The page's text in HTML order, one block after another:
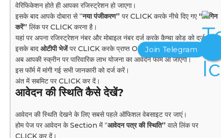
वेरिफिकेशन होते ही आपका रजिस्ट्रेशन हो जाएगा।
इसके बाद आपके दोबारा से “नया पंजीकरण” पर CLICK करके नीचे दिए गए “लॉगिन
करें” लिंक पर CLICK करना है।
यहां पर अपना रजिस्ट्रेशन नंबर और मोबाइल नंबर दर्ज करके कैप्चा कोड को दर्ज करें।
इसके बाद ओटीपी भेजेंपर CLICK करके प्राप्त OTP से वेरिफिकेशन पूरा करें।
अब आपकी स्क्रीन पर पारिवारिक लाभ योजना का आवेदन फॉर्म आ जाएगा।
इस फॉर्म में मांगी गई सभी जानकारी को दर्ज करें।
अंत में सबमिट पर CLICK कर दें।
आवेदन की स्थिति कैसे देखें?
आवेदन की स्थिति देखने के लिए सबसे पहले ऑफिशल वेबसाइट पर जाएं।
होम पेज पर आवेदन के Section में “आवेदन पत्र की स्थिति” वाले लिंक पर
CLICK कर दें।